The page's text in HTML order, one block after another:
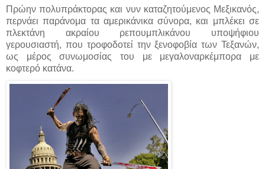
Πρώην πολυπράκτορας και νυν καταζητούμενος Μεξικανός,
περνάει παράνομα τα αμερικάνικα σύνορα, και μπλέκει σε
πλεκτάνη ακραίου ρεπουμπλικάνου υποψήφιου
γερουσιαστή, που τροφοδοτεί την ξενοφοβία των Τεξανών,
ως μέρος συνωμοσίας του με μεγαλοναρκέμπορα με
κοφτερό κατάνα.